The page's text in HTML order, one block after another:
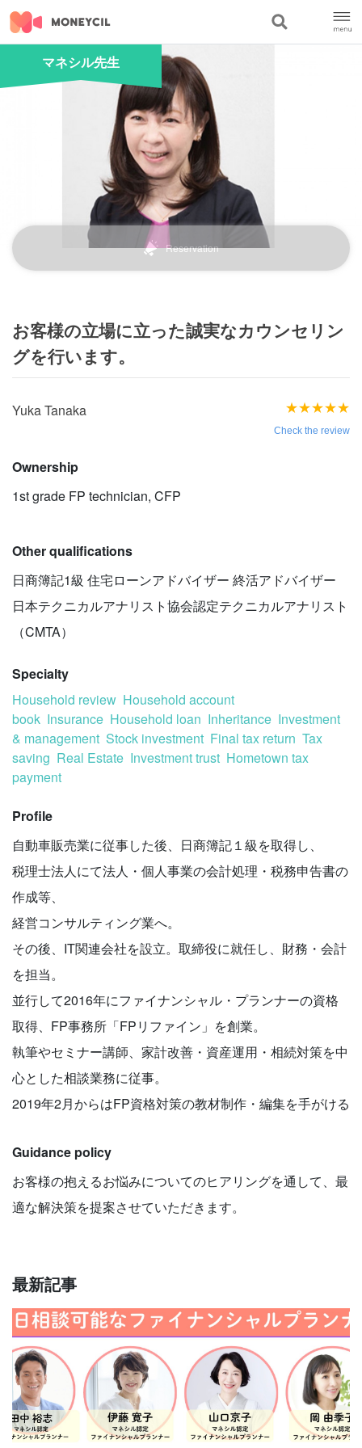
マネシル先生
Reservation
お客様の立場に立った誠実なカウンセリン
グを行います。
Yuka Tanaka ★
★
★
★
★
Check the review
Ownership
1st grade FP technician, CFP
Other qualifications
日商簿記1級 住宅ローンアドバイザー 終活アドバイザー
日本テクニカルアナリスト協会認定テクニカルアナリスト
（CMTA）
Specialty
Household review Household account
book Insurance Household loan Inheritance Investment
& management Stock investment Final tax return Tax
saving Real Estate Investment trust Hometown tax
payment
Profile
自動車販売業に従事した後、日商簿記１級を取得し、
税理士法人にて法人・個人事業の会計処理・税務申告書の
作成等、
経営コンサルティング業へ。
その後、IT関連会社を設立。取締役に就任し、財務・会計
を担当。
並行して2016年にファイナンシャル・プランナーの資格
取得、FP事務所「FPリファイン」を創業。
執筆やセミナー講師、家計改善・資産運用・相続対策を中
心とした相談業務に従事。
2019年2月からはFP資格対策の教材制作・編集を手がける
Guidance policy
お客様の抱えるお悩みについてのヒアリングを通して、最
適な解決策を提案させていただきます。
最新記事